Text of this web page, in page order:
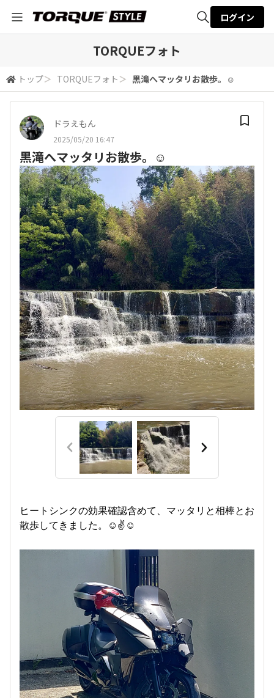
検索
ログイン
TORQUEフォト
トップ＞ TORQUEフォト ＞ 黒滝へマッタリお散歩。☺️
ドラえもん
2025/05/20 16:47
黒滝へマッタリお散歩。☺️
ヒートシンクの効果確認含めて、マッタリと相棒とお
散歩してきました。☺️✌️☺️